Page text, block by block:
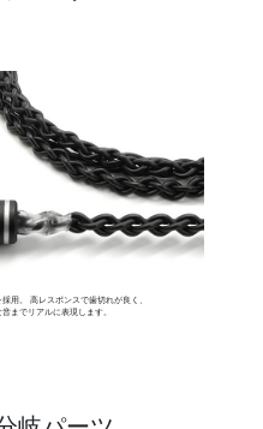
用。 高レスポンスで歯切れが良く、
までリアルに表現します。